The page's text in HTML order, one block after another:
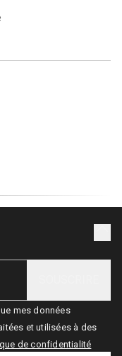
mes données
et utilisées à des
de confidentialité